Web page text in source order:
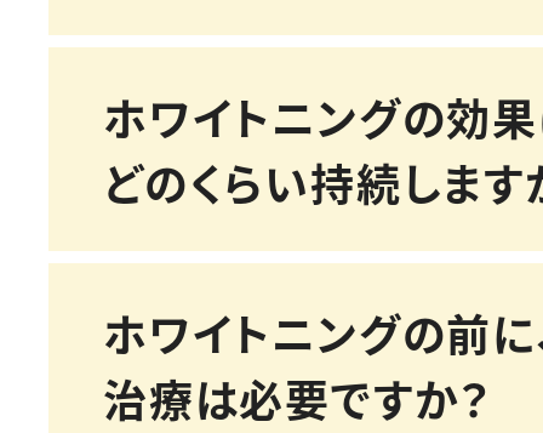
ホワイトニング剤の影
の中の水分バランスが
敏のような「しみる感
があります。これは一
のようなもので、通常
ホワイトニングの効
どのくらい持続します
一般的にオフィスホワ
6ヶ月、ホームホワイト
ホワイトニングの前
治療は必要ですか？